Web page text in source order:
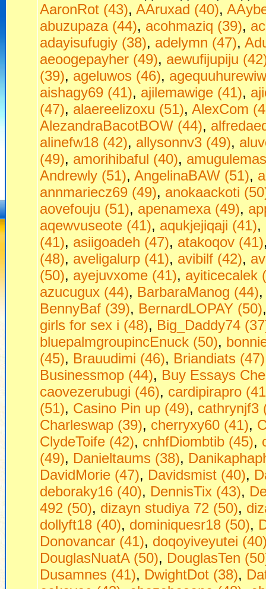
AaronRot (43), AAruxad (40),
abuzupaza (44), acohmaziq (39),
adayisufugiy (38), adelymn (47),
aeoogepayher (49), aewufijupiju
(39), ageluwos (46),
aishagy69 (41), ajilemawige (41),
(47), alaereelizoxu (51), AlexCom
AlezandraBacotBOW (44),
alinefw18 (42), allysonnv3 (49),
(49), amorihibaful (40),
Andrewly (51), AngelinaBAW (51),
annmariecz69 (49), anokaackoti
aovefouju (51), apenamexa (49),
aqewvuseote (41), aqukjejiqaji (41),
(41), asiigoadeh (47), atakoqov (41)
(48), aveligalurp (41), avibilf (42),
(50), ayejuvxome (41), ayiticecalek
azucugux (44), BarbaraManog (44)
BennyBaf (39), BernardLOPAY (50)
girls fоr seх i (48), Big_Daddy74
bluepalmgroupincEnuck (50),
(45), Brauudimi (46), Briandiats (47)
Businessmop (44), Buy Essays
caovezerubugi (46), cardipirapro
(51), Casino Pin up (49), cathrynjf3
Charleswap (39), cherryxy60 (41),
ClydeToife (42), cnhfDiombtib (45),
(49), Danieltaums (38),
DavidMorie (47), Davidsmist (40),
deboraky16 (40), DennisTix (43),
492 (50), dizayn studiya 72 (50),
dollyft18 (40), dominiquesr18 (50),
Donovancar (41), doqoyiveyutei
DouglasNuatA (50), DouglasTen
Dusamnes (41), DwightDot (38),